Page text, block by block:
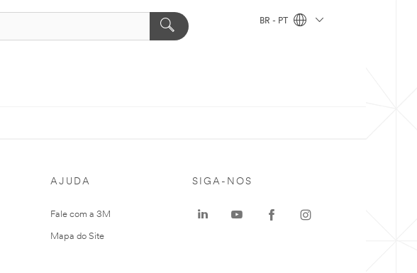
BR - PT
AJUDA
Fale com a 3M
Mapa do Site
SIGA-NOS